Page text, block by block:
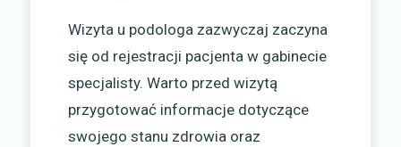
Wizyta u podologa zazwyczaj zaczyna
się od rejestracji pacjenta w gabinecie
specjalisty. Warto przed wizytą
przygotować informacje dotyczące
swojego stanu zdrowia oraz